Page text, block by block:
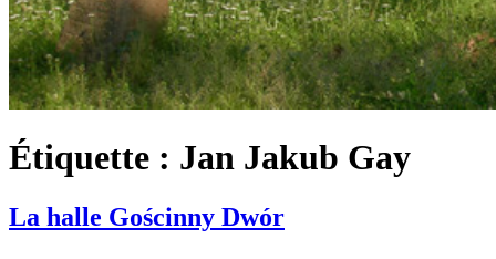
Étiquette : Jan Jakub Gay
La halle Gościnny Dwór